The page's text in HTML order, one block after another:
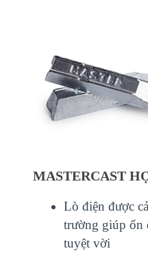
MASTERCAST
Lò điện được
trường giúp ổn
tuyệt vời